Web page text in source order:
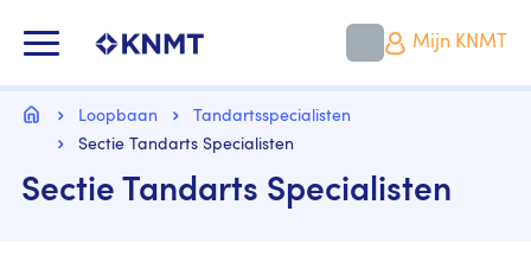
naar
gaan
Mijn KNMT
Kruimelpad
HomeLoopbaan
Tandartsspecialisten
Sectie Tandarts Specialisten
Sectie Tandarts Specialisten